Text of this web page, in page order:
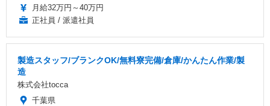
月給32万円～40万円
正社員 / 派遣社員
製造スタッフ/ブランクOK/無料寮完備/倉庫/かんたん作業/製
造
株式会社tocca
千葉県